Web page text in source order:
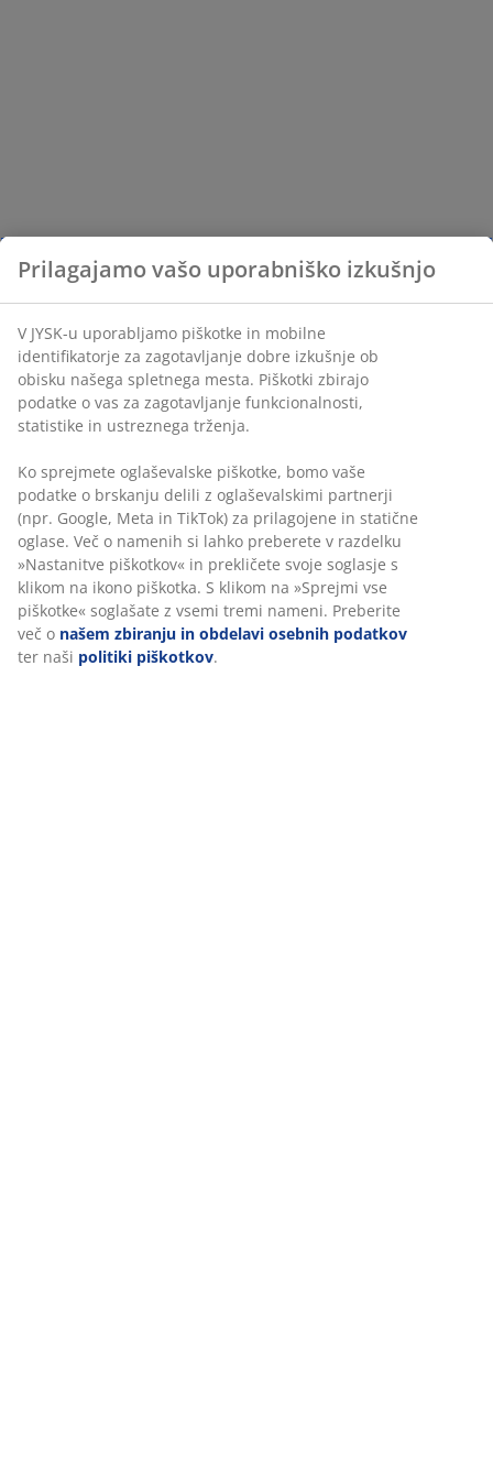
Prilagajamo vašo uporabniško izkušnjo
V JYSK-u uporabljamo piškotke in mobilne
identifikatorje za zagotavljanje dobre izkušnje ob
obisku našega spletnega mesta. Piškotki zbirajo
podatke o vas za zagotavljanje funkcionalnosti,
statistike in ustreznega trženja.
Ko sprejmete oglaševalske piškotke, bomo vaše
podatke o brskanju delili z oglaševalskimi partnerji
(npr. Google, Meta in TikTok) za prilagojene in statične
oglase. Več o namenih si lahko preberete v razdelku
»Nastanitve piškotkov« in prekličete svoje soglasje s
klikom na ikono piškotka. S klikom na »Sprejmi vse
piškotke« soglašate z vsemi tremi nameni. Preberite
več o našem zbiranju in obdelavi osebnih podatkov
ter naši politiki piškotkov.